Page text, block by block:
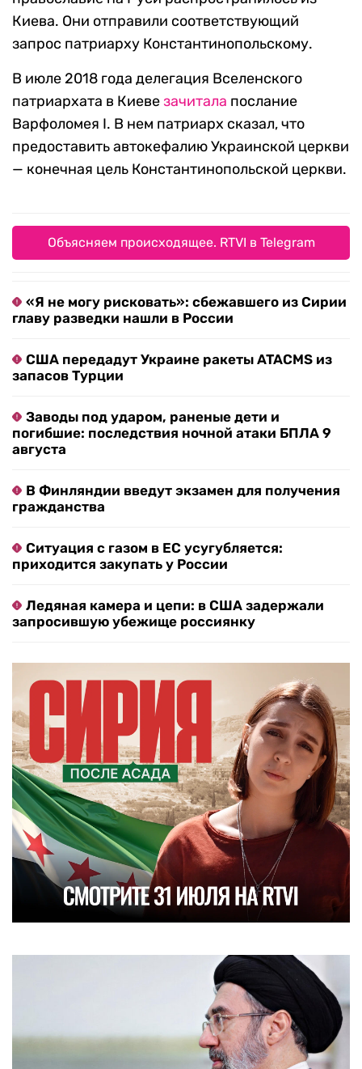
Киева. Они отправили соответствующий
запрос патриарху Константинопольскому.
В июле 2018 года делегация Вселенского
патриархата в Киевезачитала послание
Варфоломея I. В нем патриарх сказал, что
предоставить автокефалию Украинской церкви
— конечная цель Константинопольской церкви.
Объясняем происходящее. RTVI в Telegram
«Я не могу рисковать»: сбежавшего из Сирии
главу разведки нашли в России
США передадут Украине ракеты ATACMS из
запасов Турции
Заводы под ударом, раненые дети и
погибшие: последствия ночной атаки БПЛА 9
августа
В Финляндии введут экзамен для получения
гражданства
Ситуация с газом в ЕС усугубляется:
приходится закупать у России
Ледяная камера и цепи: в США задержали
запросившую убежище россиянку